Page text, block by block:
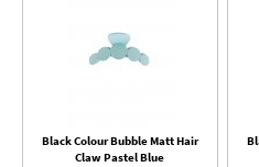
Black Colour Bubble Matt Hair
Claw Pastel Blue